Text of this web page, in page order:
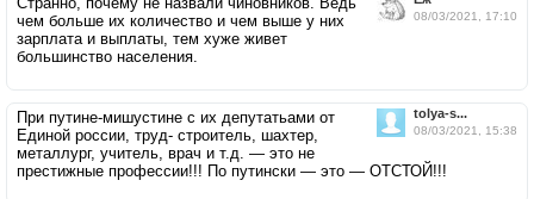
08/03/2021, 17:10
чем больше их количество и чем выше у них
зарплата и выплаты, тем хуже живет
большинство населения.
tolya-s...
08/03/2021, 15:38
При путине-мишустине с их депутатьами от
Единой россии, труд- строитель, шахтер,
металлург, учитель, врач и т.д. — это не
престижные профессии!!! По путински — это — ОТСТОЙ!!!